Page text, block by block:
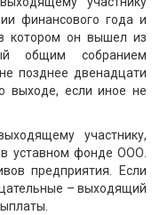
финансового года и
котором он вышел из
общим собранием
позднее двенадцати
выходе, если иное не
участнику,
уставном фонде ООО.
предприятия. Если
– выходящий